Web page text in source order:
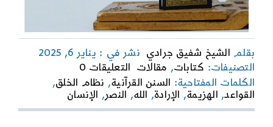
بقلم الشيخ شفيق جرادي نشر في : يناير 6, 2025
التصنيفات: كتابات, مقالات التعليقات 0
السنن
القرآنية*
الكلمات المفتاحية: السنن القرآنية, نظام الخلق,
القواعد, الهزيمة, الإرادة, الله, النصر, الإنسان